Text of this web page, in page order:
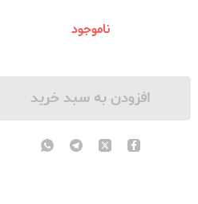
ناموجود
افزودن به سبد خرید